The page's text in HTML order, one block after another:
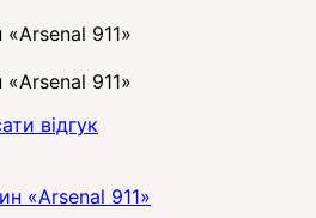
«Arsenal 911»
«Arsenal 911»
відгук